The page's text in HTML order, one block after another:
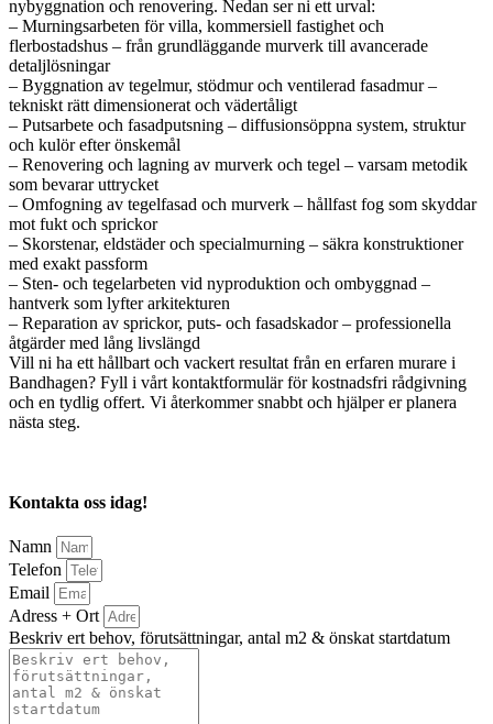
nybyggnation och renovering. Nedan ser ni ett urval:
– Murningsarbeten för villa, kommersiell fastighet och
flerbostadshus – från grundläggande murverk till avancerade
detaljlösningar
– Byggnation av tegelmur, stödmur och ventilerad fasadmur –
tekniskt rätt dimensionerat och vädertåligt
– Putsarbete och fasadputsning – diffusionsöppna system, struktur
och kulör efter önskemål
– Renovering och lagning av murverk och tegel – varsam metodik
som bevarar uttrycket
– Omfogning av tegelfasad och murverk – hållfast fog som skyddar
mot fukt och sprickor
– Skorstenar, eldstäder och specialmurning – säkra konstruktioner
med exakt passform
– Sten- och tegelarbeten vid nyproduktion och ombyggnad –
hantverk som lyfter arkitekturen
– Reparation av sprickor, puts- och fasadskador – professionella
åtgärder med lång livslängd
Vill ni ha ett hållbart och vackert resultat från en erfaren murare i
Bandhagen? Fyll i vårt kontaktformulär för kostnadsfri rådgivning
och en tydlig offert. Vi återkommer snabbt och hjälper er planera
nästa steg.
Kontakta oss idag!
Namn
Telefon
Email
Adress + Ort
Beskriv ert behov, förutsättningar, antal m2 & önskat startdatum